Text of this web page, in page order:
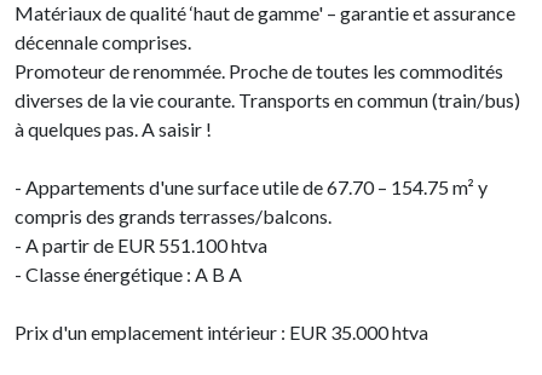
Matériaux de qualité ‘haut de gamme' – garantie et assurance
décennale comprises.
Promoteur de renommée. Proche de toutes les commodités
diverses de la vie courante. Transports en commun (train/bus)
à quelques pas. A saisir !
- Appartements d'une surface utile de 67.70 – 154.75 m² y
compris des grands terrasses/balcons.
- A partir de EUR 551.100 htva
- Classe énergétique : A B A
Prix d'un emplacement intérieur : EUR 35.000 htva